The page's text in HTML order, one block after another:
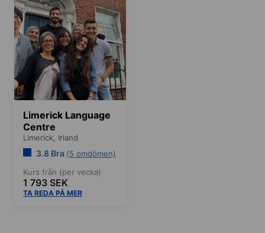
Limerick Language
Centre
Limerick, Irland
3.8 Bra (5 omdömen)
Kurs från (per vecka)
1 793 SEK
TA REDA PÅ MER